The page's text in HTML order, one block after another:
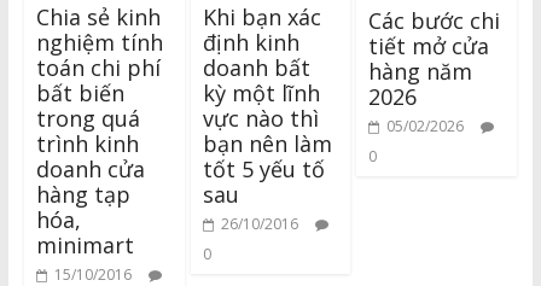
Chia sẻ kinh
nghiệm tính
toán chi phí
bất biến
trong quá
trình kinh
doanh cửa
hàng tạp
hóa,
minimart
15/10/2016
Khi bạn xác
định kinh
doanh bất
kỳ một lĩnh
vực nào thì
bạn nên làm
tốt 5 yếu tố
sau
26/10/2016
0
Các bước chi
tiết mở cửa
hàng năm
2026
05/02/2026
0